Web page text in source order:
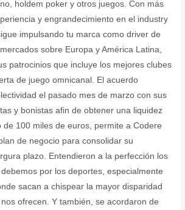
holdem poker y otros juegos. Con más
y engrandecimiento en el industry
impulsando tu marca como driver de
sobre Europa y América Latina,
patrocinios que incluye los mejores clubes
de juego omnicanal. El acuerdo
el pasado mes de marzo con sus
y bonistas afin de obtener una liquidez
de 100 miles de euros, permite a Codere
de negocio para consolidar su
plazo. Entendieron a la perfección los
por los deportes, especialmente
sacan a chispear la mayor disparidad
ofrecen. Y también, se acordaron de